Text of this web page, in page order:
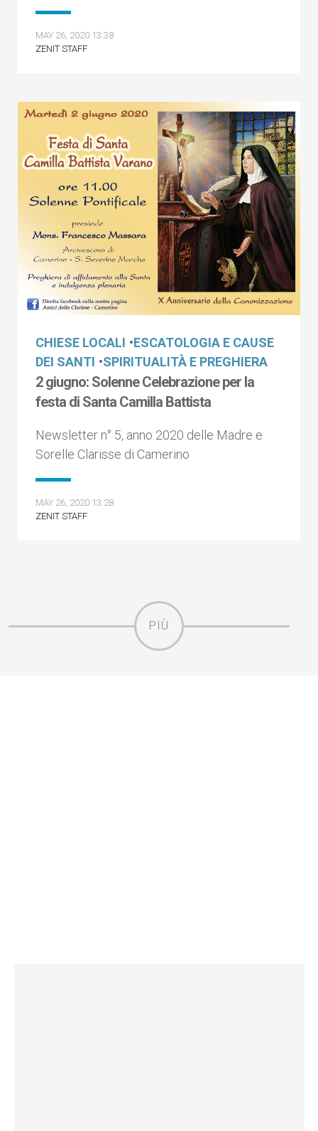
MAY 26, 2020 13:38
ZENIT STAFF
CHIESE LOCALI •ESCATOLOGIA E CAUSE
DEI SANTI •SPIRITUALITÀ E PREGHIERA
2 giugno: Solenne Celebrazione per la
festa di Santa Camilla Battista
Newsletter n° 5, anno 2020 delle Madre e
Sorelle Clarisse di Camerino
MAY 26, 2020 13:28
ZENIT STAFF
PIÙ